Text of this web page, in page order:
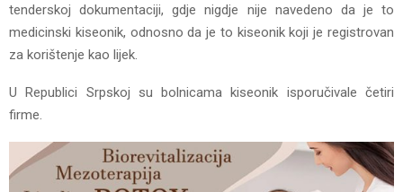
tenderskoj dokumentaciji, gdje nigdje nije navedeno da je to
medicinski kiseonik, odnosno da je to kiseonik koji je registrovan
za korištenje kao lijek.
U Republici Srpskoj su bolnicama kiseonik isporučivale četiri
firme.